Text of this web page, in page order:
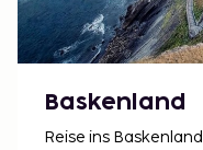
Baskenland
Reise ins